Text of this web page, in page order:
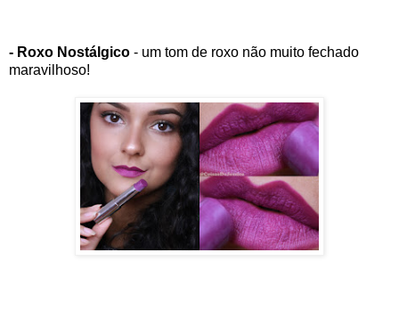
- Roxo Nostálgico - um tom de roxo não muito fechado
maravilhoso!